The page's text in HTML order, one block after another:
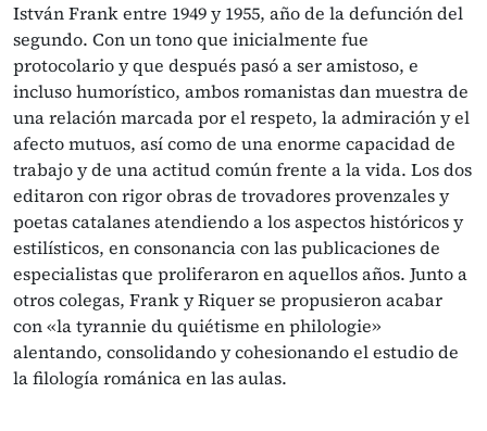
István Frank entre 1949 y 1955, año de la defunción del
segundo. Con un tono que inicialmente fue
protocolario y que después pasó a ser amistoso, e
incluso humorístico, ambos romanistas dan muestra de
una relación marcada por el respeto, la admiración y el
afecto mutuos, así como de una enorme capacidad de
trabajo y de una actitud común frente a la vida. Los dos
editaron con rigor obras de trovadores provenzales y
poetas catalanes atendiendo a los aspectos históricos y
estilísticos, en consonancia con las publicaciones de
especialistas que proliferaron en aquellos años. Junto a
otros colegas, Frank y Riquer se propusieron acabar
con «la tyrannie du quiétisme en philologie»
alentando, consolidando y cohesionando el estudio de
la filología románica en las aulas.